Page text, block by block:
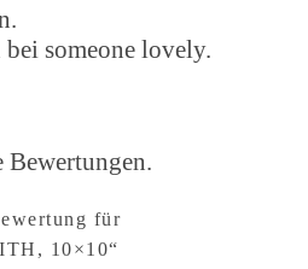
someone lovely.
Bewertungen.
für
10×10“